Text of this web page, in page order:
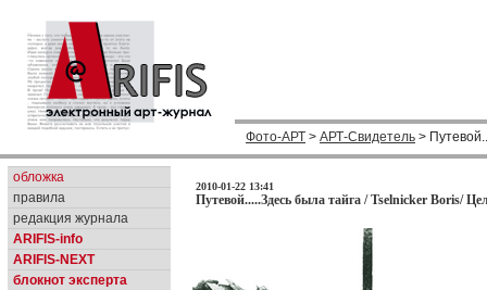
Фото-АРТ > АРТ-Свидетель >
обложка
правила
редакция журнала
ARIFIS-info
ARIFIS-NEXT
блокнот эксперта
2010-01-22 13:41
Путевой.....Здесь была тайга / Tselnicker Boris/